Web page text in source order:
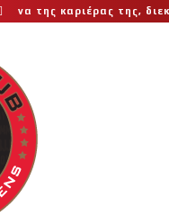
καριέρας της,